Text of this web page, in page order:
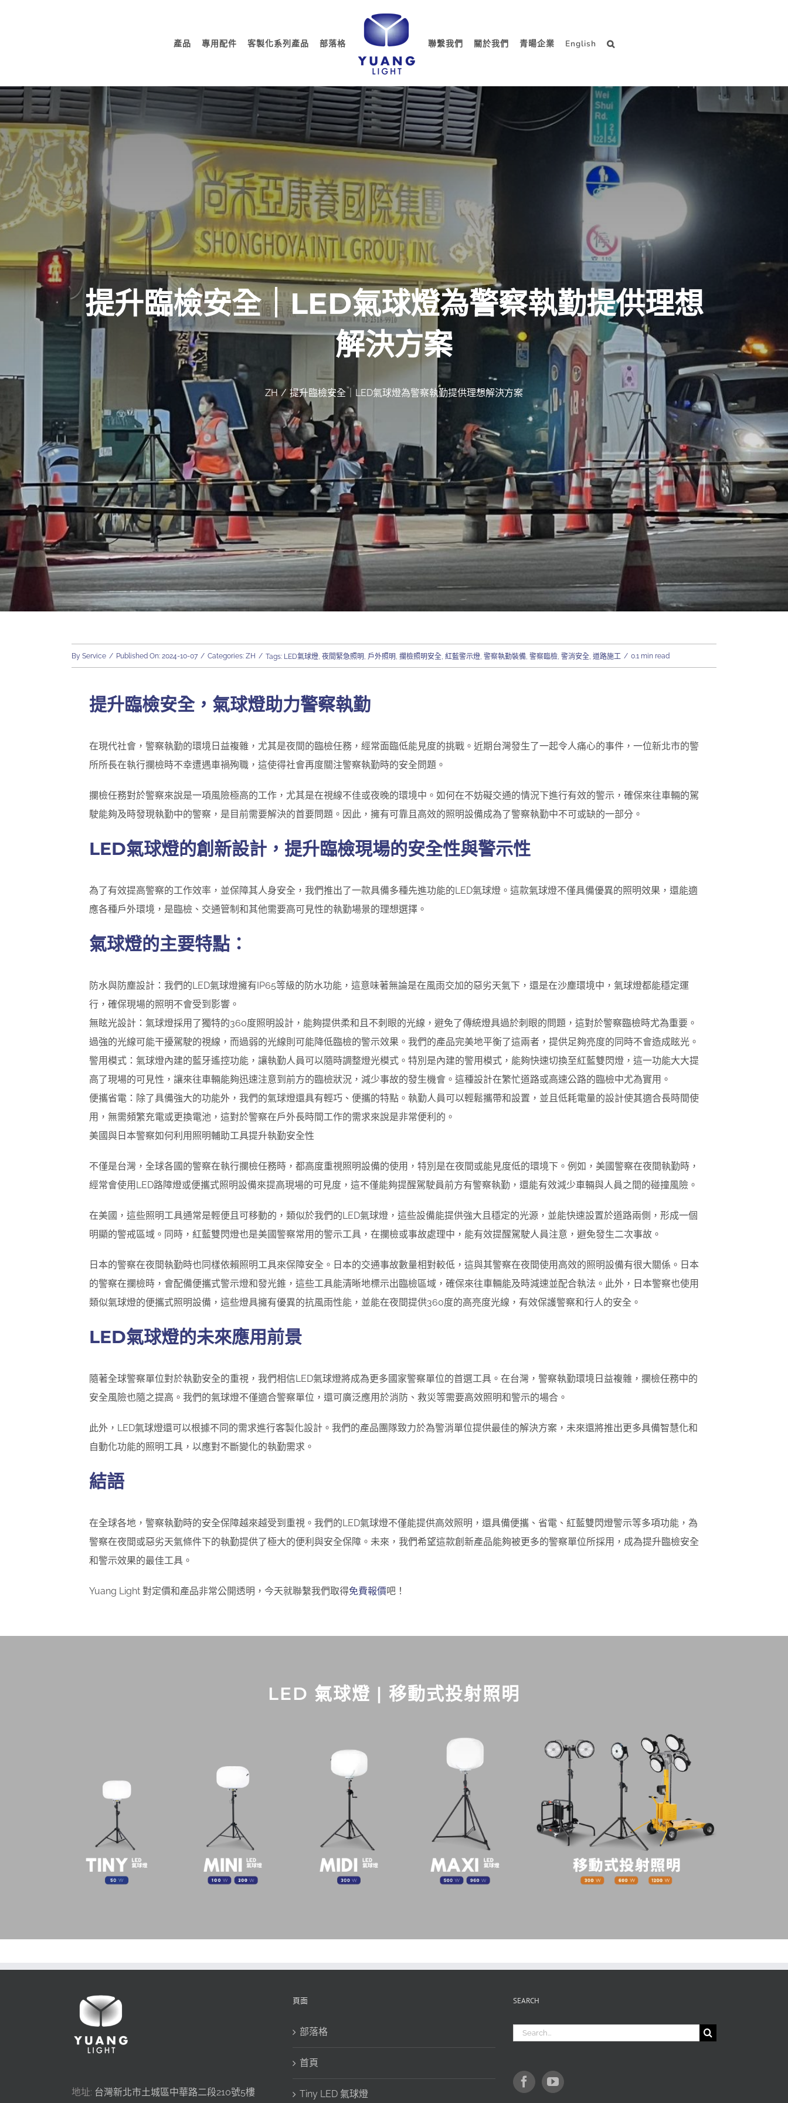
產品 專用配件 客製化系列產品 部落格 聯繫我們 關於我們 青暘企業 English
提升臨檢安全｜LED氣球燈為警察執勤提供理想
解決方案
ZH 提升臨檢安全｜LED氣球燈為警察執勤提供理想解決方案
By Service / Published On: 2024-10-07 / Categories: ZH / Tags: LED氣球燈, 夜間緊急照明, 戶外照明, 攔檢照明安全, 紅藍警示燈, 警察執勤裝備, 警察臨檢, 警消安全, 道路施工 / 0.1 min read
提升臨檢安全，氣球燈助力警察執勤
在現代社會，警察執勤的環境日益複雜，尤其是夜間的臨檢任務，經常面臨低能見度的挑戰。近期台灣發生了一起令人痛心的事件，一位新北市的警
所所長在執行攔檢時不幸遭遇車禍殉職，這使得社會再度關注警察執勤時的安全問題。
攔檢任務對於警察來說是一項風險極高的工作，尤其是在視線不佳或夜晚的環境中。如何在不妨礙交通的情況下進行有效的警示，確保來往車輛的駕
駛能夠及時發現執勤中的警察，是目前需要解決的首要問題。因此，擁有可靠且高效的照明設備成為了警察執勤中不可或缺的一部分。
LED氣球燈的創新設計，提升臨檢現場的安全性與警示性
為了有效提高警察的工作效率，並保障其人身安全，我們推出了一款具備多種先進功能的LED氣球燈。這款氣球燈不僅具備優異的照明效果，還能適
應各種戶外環境，是臨檢、交通管制和其他需要高可見性的執勤場景的理想選擇。
氣球燈的主要特點：
防水與防塵設計：我們的LED氣球燈擁有IP65等級的防水功能，這意味著無論是在風雨交加的惡劣天氣下，還是在沙塵環境中，氣球燈都能穩定運
行，確保現場的照明不會受到影響。
無眩光設計：氣球燈採用了獨特的360度照明設計，能夠提供柔和且不刺眼的光線，避免了傳統燈具過於刺眼的問題，這對於警察臨檢時尤為重要。
過強的光線可能干擾駕駛的視線，而過弱的光線則可能降低臨檢的警示效果。我們的產品完美地平衡了這兩者，提供足夠亮度的同時不會造成眩光。
警用模式：氣球燈內建的藍牙遙控功能，讓執勤人員可以隨時調整燈光模式。特別是內建的警用模式，能夠快速切換至紅藍雙閃燈，這一功能大大提
高了現場的可見性，讓來往車輛能夠迅速注意到前方的臨檢狀況，減少事故的發生機會。這種設計在繁忙道路或高速公路的臨檢中尤為實用。
便攜省電：除了具備強大的功能外，我們的氣球燈還具有輕巧、便攜的特點。執勤人員可以輕鬆攜帶和設置，並且低耗電量的設計使其適合長時間使
用，無需頻繁充電或更換電池，這對於警察在戶外長時間工作的需求來說是非常便利的。
美國與日本警察如何利用照明輔助工具提升執勤安全性
不僅是台灣，全球各國的警察在執行攔檢任務時，都高度重視照明設備的使用，特別是在夜間或能見度低的環境下。例如，美國警察在夜間執勤時，
經常會使用LED路障燈或便攜式照明設備來提高現場的可見度，這不僅能夠提醒駕駛員前方有警察執勤，還能有效減少車輛與人員之間的碰撞風險。
在美國，這些照明工具通常是輕便且可移動的，類似於我們的LED氣球燈，這些設備能提供強大且穩定的光源，並能快速設置於道路兩側，形成一個
明顯的警戒區域。同時，紅藍雙閃燈也是美國警察常用的警示工具，在攔檢或事故處理中，能有效提醒駕駛人員注意，避免發生二次事故。
日本的警察在夜間執勤時也同樣依賴照明工具來保障安全。日本的交通事故數量相對較低，這與其警察在夜間使用高效的照明設備有很大關係。日本
的警察在攔檢時，會配備便攜式警示燈和發光錐，這些工具能清晰地標示出臨檢區域，確保來往車輛能及時減速並配合執法。此外，日本警察也使用
類似氣球燈的便攜式照明設備，這些燈具擁有優異的抗風雨性能，並能在夜間提供360度的高亮度光線，有效保護警察和行人的安全。
LED氣球燈的未來應用前景
隨著全球警察單位對於執勤安全的重視，我們相信LED氣球燈將成為更多國家警察單位的首選工具。在台灣，警察執勤環境日益複雜，攔檢任務中的
安全風險也隨之提高。我們的氣球燈不僅適合警察單位，還可廣泛應用於消防、救災等需要高效照明和警示的場合。
此外，LED氣球燈還可以根據不同的需求進行客製化設計。我們的產品團隊致力於為警消單位提供最佳的解決方案，未來還將推出更多具備智慧化和
自動化功能的照明工具，以應對不斷變化的執勤需求。
結語
在全球各地，警察執勤時的安全保障越來越受到重視。我們的LED氣球燈不僅能提供高效照明，還具備便攜、省電、紅藍雙閃燈警示等多項功能，為
警察在夜間或惡劣天氣條件下的執勤提供了極大的便利與安全保障。未來，我們希望這款創新產品能夠被更多的警察單位所採用，成為提升臨檢安全
和警示效果的最佳工具。
Yuang Light 對定價和產品非常公開透明，今天就聯繫我們取得免費報價吧！
LED 氣球燈 | 移動式投射照明
地址: 台灣新北市土城區中華路二段210號5樓
頁面
部落格
首頁
Tiny LED 氣球燈
SEARCH
Search